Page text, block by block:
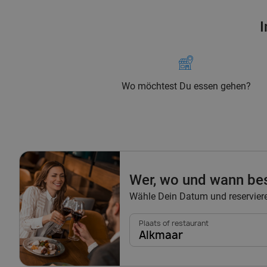
Wo möchtest Du essen gehen?
Wer, wo und wann
Wähle Dein Datum und
Plaats of restaurant
Alkmaar